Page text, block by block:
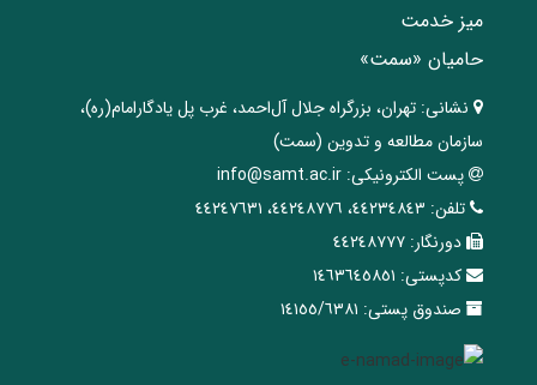
میز خدمت
حامیان «سمت»
نشانی: تهران، ‌بزرگراه ‌جلال آل‌احمد، غرب پل يادگار‌امام(ره)‌،
سازمان مطالعه و تدوین‌ (سمت)
پست الکترونیکی: info@samt.ac.ir
تلفن: ٤٤٢٣٤٨٤٣، ٤٤٢٤٨٧٧٦، ٤٤٢٤٧٦٣١
دورنگار: ٤٤٢٤٨٧٧٧
کدپستی: ١٤٦٣٦٤٥٨٥١
صندوق پستی: ١٤١٥٥/٦٣٨١